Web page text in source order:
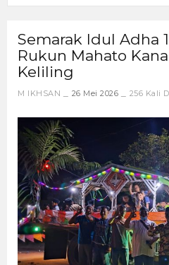
Semarak Idul Adha
Rukun Mahato
Keliling
M IKHSAN 26 Mei 2026 256 Kali